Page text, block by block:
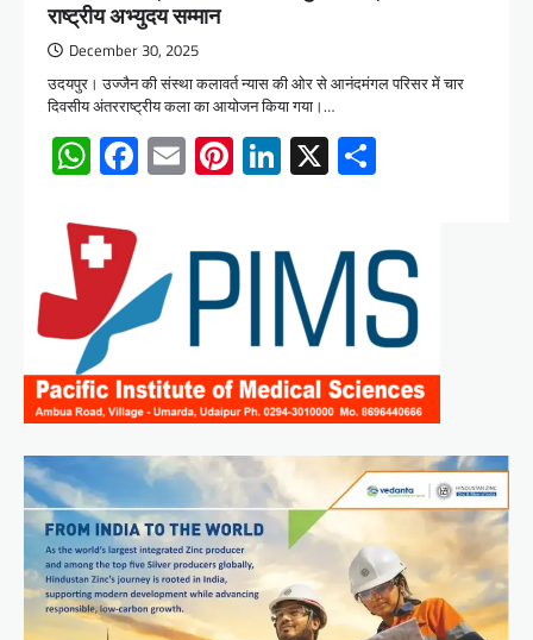
राष्ट्रीय अभ्युदय सम्मान
December 30, 2025
उदयपुर। उज्जैन की संस्था कलावर्त न्यास की ओर से आनंदमंगल परिसर में चार
दिवसीय अंतरराष्ट्रीय कला का आयोजन किया गया।…
WhatsApp
Facebook
EmailPinterest
LinkedIn
X